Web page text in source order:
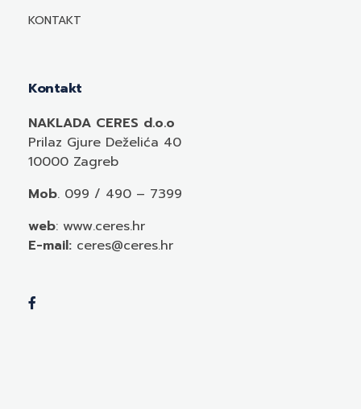
KONTAKT
Kontakt
NAKLADA CERES d.o.o
Prilaz Gjure Deželića 40
10000 Zagreb
Mob. 099 / 490 – 7399
web: www.ceres.hr
E-mail: ceres@ceres.hr